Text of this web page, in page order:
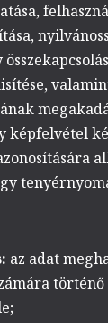
képfelvétel
az adat
történő